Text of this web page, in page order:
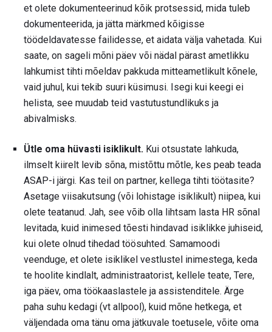
et olete dokumenteerinud kõik protsessid, mida tuleb
dokumenteerida, ja jätta märkmed kõigisse
töödeldavatesse failidesse, et aidata välja vahetada. Kui
saate, on sageli mõni päev või nädal pärast ametlikku
lahkumist tihti mõeldav pakkuda mitteametlikult kõnele,
vaid juhul, kui tekib suuri küsimusi. Isegi kui keegi ei
helista, see muudab teid vastutustundlikuks ja
abivalmisks.
Ütle oma hüvasti isiklikult. Kui otsustate lahkuda,
ilmselt kiirelt levib sõna, mistõttu mõtle, kes peab teada
ASAP-i järgi. Kas teil on partner, kellega tihti töötasite?
Asetage viisakutsung (või lohistage isiklikult) niipea, kui
olete teatanud. Jah, see võib olla lihtsam lasta HR sõnal
levitada, kuid inimesed tõesti hindavad isiklikke juhiseid,
kui olete olnud tihedad töösuhted. Samamoodi
veenduge, et olete isiklikel vestlustel inimestega, keda
te hoolite kindlalt, administraatorist, kellele teate, Tere,
iga päev, oma töökaaslastele ja assistenditele. Ärge
paha suhu kedagi (vt allpool), kuid mõne hetkega, et
väljendada oma tänu oma jätkuvale toetusele, võite oma